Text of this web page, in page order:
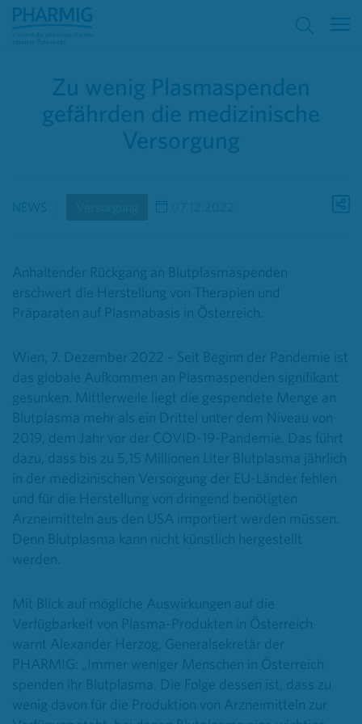
Zu wenig Plasmaspenden
gefährden die medizinische
Versorgung
NEWS
Anhaltender Rückgang an Blutplasmaspenden
erschwert die Herstellung von Therapien und
Präparaten auf Plasmabasis in Österreich.
Wien, 7. Dezember 2022 – Seit Beginn der Pandemie ist
das globale Aufkommen an Plasmaspenden signifikant
gesunken. Mittlerweile liegt die gespendete Menge an
Blutplasma
mehr als ein Drittel unter dem Niveau von
2019, dem Jahr vor der COVID-19-Pandemie. Das führt
dazu, dass bis zu 5,15 Millionen Liter Blutplasma jährlich
in der medizinischen Versorgung der EU-Länder fehlen
und für die Herstellung von dringend benötigten
Arzneimitteln aus den USA importiert werden müssen.
Denn Blutplasma kann nicht künstlich hergestellt
werden.
Mit Blick auf mögliche Auswirkungen auf die
Verfügbarkeit von Plasma-Produkten in Österreich
warnt Alexander Herzog, Generalsekretär der
PHARMIG: „Immer weniger Menschen in Österreich
spenden ihr Blutplasma . Die Folge dessen ist, dass zu
wenig davon für die Produktion von Arzneimitteln zur